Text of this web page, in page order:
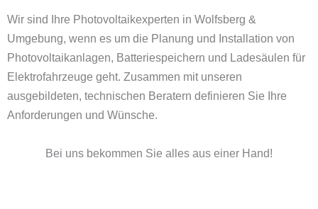
Wir sind Ihre Photovoltaikexperten in Wolfsberg &
Umgebung, wenn es um die Planung und Installation von
Photovoltaikanlagen, Batteriespeichern und Ladesäulen für
Elektrofahrzeuge geht. Zusammen mit unseren
ausgebildeten, technischen Beratern definieren Sie Ihre
Anforderungen und Wünsche.
Bei uns bekommen Sie alles aus einer Hand!